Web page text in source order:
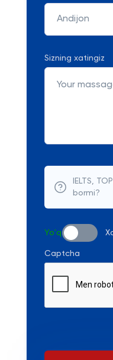
Andijon
Sizning xatingiz
IELTS,
bormi?
Yo'q
Captcha